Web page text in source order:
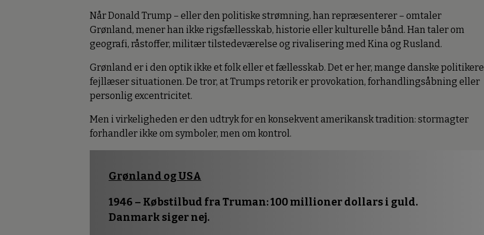
Når Donald Trump – eller den politiske strømning, han repræsenterer – omtaler
Grønland, mener han ikke rigsfællesskab, historie eller kulturelle bånd. Han taler om
geografi, råstoffer, militær tilstedeværelse og rivalisering med Kina og Rusland.
Grønland er i den optik ikke et folk eller et fællesskab. Det er her, mange danske politikere
fejllæser situationen. De tror, at Trumps retorik er provokation, forhandlingsåbning eller
personlig excentricitet.
Men i virkeligheden er den udtryk for en konsekvent amerikansk tradition: stormagter
forhandler ikke om symboler, men om kontrol.
Grønland og USA
1946 – Købstilbud fra Truman: 100 millioner dollars i guld.
Danmark siger nej.